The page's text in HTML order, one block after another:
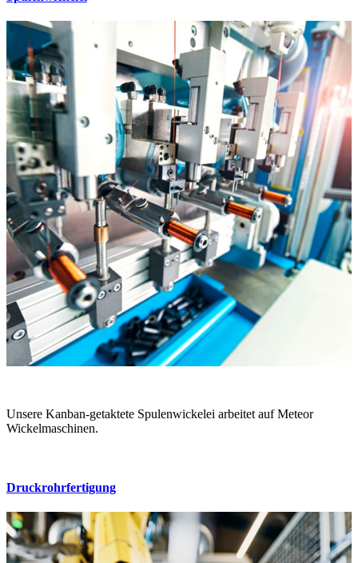
Unsere Kanban-getaktete Spulenwickelei arbeitet auf Meteor
Wickelmaschinen.
Druckrohrfertigung